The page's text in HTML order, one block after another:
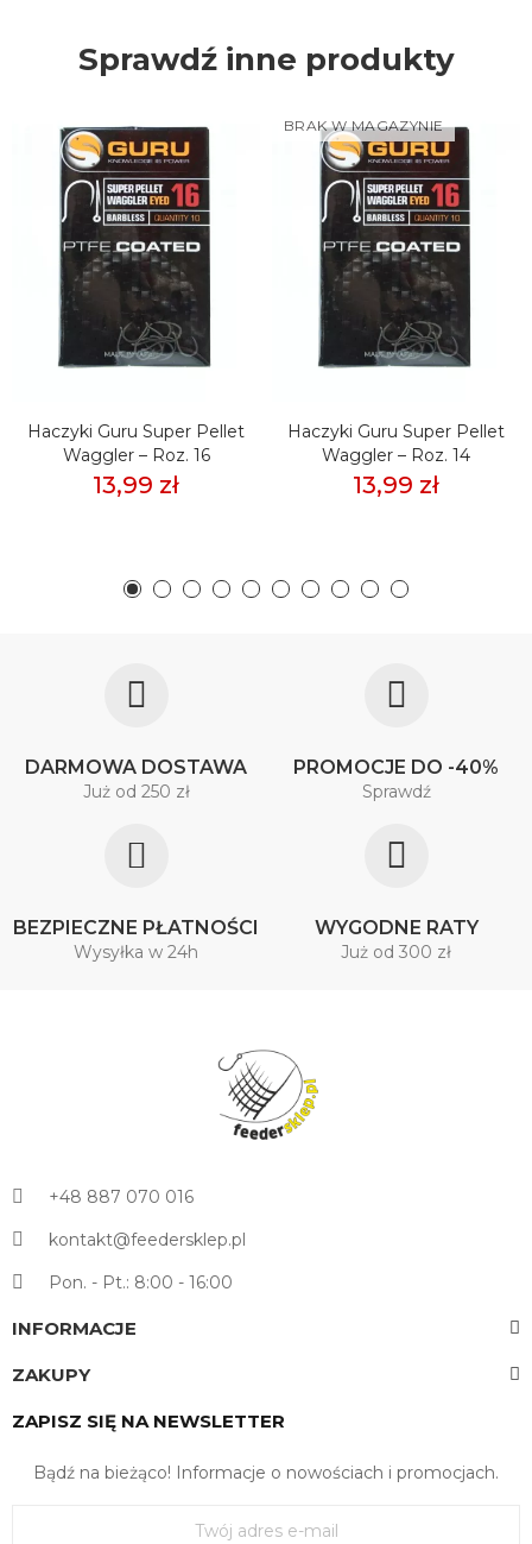
Sprawdź inne produkty
Haczyki Guru Super Pellet
Waggler – Roz. 16
13,99 zł
BRAK W MAGAZYNIE
Haczyki Guru Super Pellet
Waggler – Roz. 14
13,99 zł
DARMOWA DOSTAWA
Już od 250 zł
PROMOCJE DO -40%
Sprawdź
BEZPIECZNE PŁATNOŚCI
Wysyłka w 24h
WYGODNE RATY
Już od 300 zł
+48 887 070 016
kontakt@feedersklep.pl
Pon. - Pt.: 8:00 - 16:00
INFORMACJE
ZAKUPY
ZAPISZ SIĘ NA NEWSLETTER
Bądź na bieżąco! Informacje o nowościach i promocjach.